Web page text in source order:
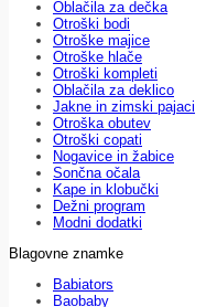
Oblačila za dečka
Otroški bodi
Otroške majice
Otroške hlače
Otroški kompleti
Oblačila za deklico
Jakne in zimski pajaci
Otroška obutev
Otroški copati
Nogavice in žabice
Sončna očala
Kape in klobučki
Dežni program
Modni dodatki
Blagovne znamke
Babiators
Baobaby